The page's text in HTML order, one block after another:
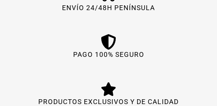
ENVÍO 24/48H PENÍNSULA
PAGO 100% SEGURO
PRODUCTOS EXCLUSIVOS Y DE CALIDAD